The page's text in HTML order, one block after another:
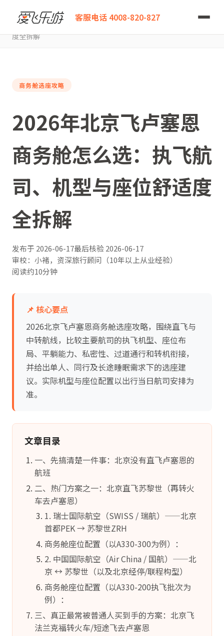
客服电话 4008-820-827
爱飞乐游
2026年北京飞卢塞恩商务舱怎么选：执飞航司、机型与座位舒适
度全拆解
商务舱选座攻略
2026年北京飞卢塞恩
商务舱怎么选：执飞航
司、机型与座位舒适度
全拆解
发布于 2026-06-17最后核验2026-06-17
审校：小褚，资深旅行顾问（10年以上从业经验）
阅读约10分钟
📌 核心要点
2026北京飞卢塞恩商务舱选座攻略，围绕直飞与
中转航线，比较主要航司的执飞机型、座位布
局、平躺能力、私密性、过道通行和转机衔接，
并给出单人、同行及长途睡眠需求下的选座建
议。实际机型与座位配置以出行当日航司安排为
准。
文章目录
一、先搞清楚一件事：北京没有直飞卢塞恩的
航班
二、热门方案之一：北京直飞苏黎世（再转火
车去卢塞恩）
1. 瑞士国际航空（SWISS / 瑞航）——北京
首都PEK → 苏黎世ZRH
商务舱座位配置（以A330-300为例）：
2. 中国国际航空（Air China / 国航）——北
京 ↔ 苏黎世（以及北京经停/联程构型）
商务舱座位配置（以A330-200执飞批次为
例）：
三、真正最常被普通人买到手的方案：北京飞
法兰克福转火车/短途飞去卢塞恩